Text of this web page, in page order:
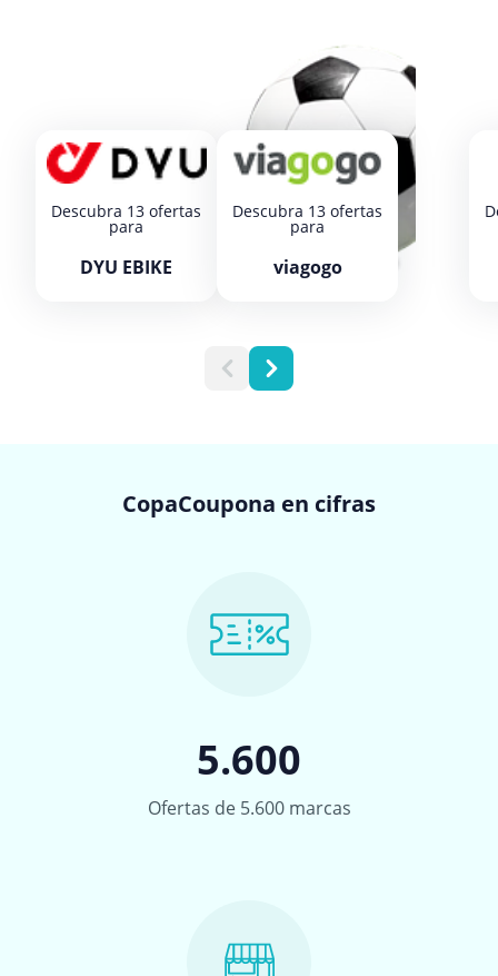
Descubra 13 ofertas
para
DYU EBIKE
Descubra 13 ofertas
para
viagogo
CopaCoupona en cifras
5.600
Ofertas de 5.600 marcas